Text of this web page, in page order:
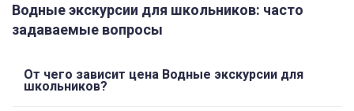
Водные экскурсии для школьников: часто
задаваемые вопросы
От чего зависит цена Водные экскурсии для
школьников?